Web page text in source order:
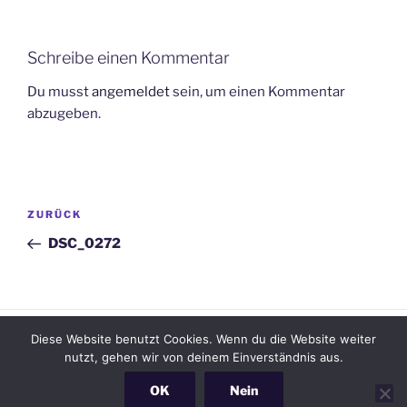
Schreibe einen Kommentar
Du musstangemeldetsein, um einen Kommentar
abzugeben.
Beitragsnavigation
Vorheriger
Beitrag
ZURÜCK
DSC_0272
FacebookEmail
Diese Website benutzt Cookies. Wenn du die Website weiter
nutzt, gehen wir von deinem Einverständnis aus.
OK Nein